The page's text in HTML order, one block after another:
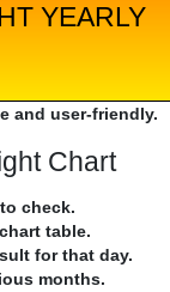
YEARLY
and user-friendly.
Chart
check.
table.
for that day.
months.